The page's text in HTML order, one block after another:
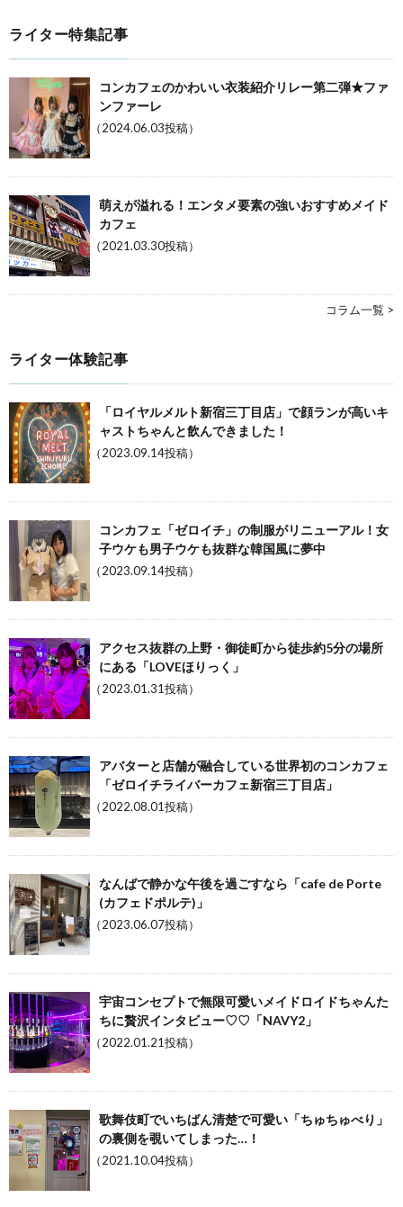
ライター特集記事
コンカフェのかわいい衣装紹介リレー第二弾★ファ
ンファーレ
（2024.06.03投稿）
萌えが溢れる！エンタメ要素の強いおすすめメイド
カフェ
（2021.03.30投稿）
コラム一覧 >
ライター体験記事
「ロイヤルメルト新宿三丁目店」で顔ランが高いキ
ャストちゃんと飲んできました！
（2023.09.14投稿）
コンカフェ「ゼロイチ」の制服がリニューアル！女
子ウケも男子ウケも抜群な韓国風に夢中
（2023.09.14投稿）
アクセス抜群の上野・御徒町から徒歩約5分の場所
にある「LOVEほりっく」
（2023.01.31投稿）
アバターと店舗が融合している世界初のコンカフェ
「ゼロイチライバーカフェ新宿三丁目店」
（2022.08.01投稿）
なんばで静かな午後を過ごすなら「cafe de Porte
(カフェドポルテ)」
（2023.06.07投稿）
宇宙コンセプトで無限可愛いメイドロイドちゃんた
ちに贅沢インタビュー♡♡「NAVY2」
（2022.01.21投稿）
歌舞伎町でいちばん清楚で可愛い「ちゅちゅべり」
の裏側を覗いてしまった…！
（2021.10.04投稿）